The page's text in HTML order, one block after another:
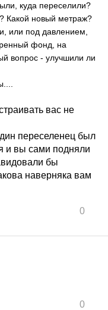
куда переселили?
Какой новый метраж?
или под давлением,
фонд, на
вопрос - улучшили ли
вас не
переселенец был
и вы сами подняли
бы
наверняка вам
0
0